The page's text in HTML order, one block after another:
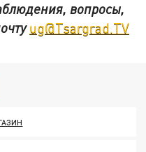
вопросы,
ug@Tsargrad.TV